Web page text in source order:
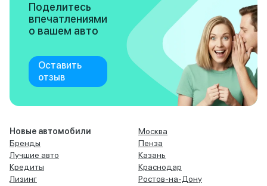
Поделитесь
впечатлениями
о вашем авто
Оставить
отзыв
Новые автомобили
Бренды
Лучшие авто
Кредиты
Лизинг
Москва
Пенза
Казань
Краснодар
Ростов-на-Дону